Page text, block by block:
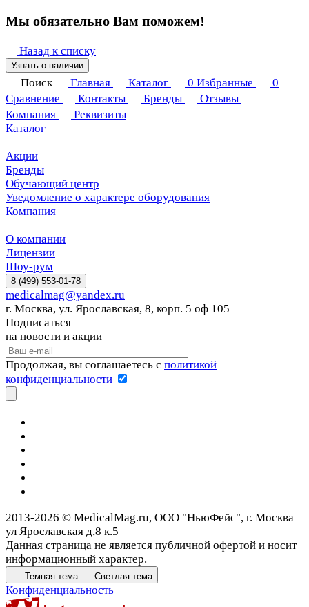
Мы обязательно Вам поможем!
Назад к списку
Узнать о наличии
Поиск Главная Каталог 0 Избранные
0
Сравнение
Контакты Бренды
Отзывы
Компания
Реквизиты
Каталог
Акции
Бренды
Обучающий центр
Уведомление о характере оборудования
Компания
О компании
Лицензии
Шоу-рум
8 (499) 553-01-78
medicalmag@yandex.ru
г. Москва, ул. Ярославская, 8, корп. 5 оф 105
Подписаться
на новости и акции
Продолжая, вы соглашаетесь с политикой
конфиденциальности
2013-2026 © MedicalMag.ru, ООО "НьюФейс", г. Москва
ул Ярославская д,8 к.5
Данная страница не является публичной офертой и носит
информационный характер.
Темная тема Светлая тема
Конфиденциальность